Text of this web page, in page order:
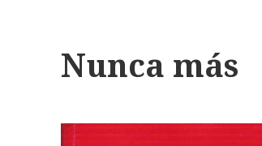
Nunca más